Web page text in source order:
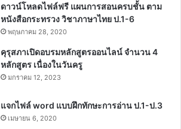
ดาวน์โหลดไฟล์ฟรี แผนการสอนครบชั้น ตาม
หนังสือกระทรวง วิชาภาษาไทย ป.1-6
พฤษภาคม 28, 2020
คุรุสภาเปิดอบรมหลักสูตรออนไลน์ จำนวน 4
หลักสูตร เนื่องในวันครู
มกราคม 12, 2023
แจกไฟล์ word แบบฝึกทักษะการอ่าน ป.1-ป.3
เมษายน 6, 2020